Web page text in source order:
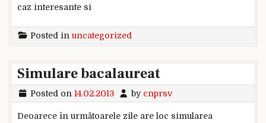
caz interesante si
Posted in uncategorized
Simulare bacalaureat
Posted on 14.02.2013 by cnprsv
Deoarece în următoarele zile are loc simularea